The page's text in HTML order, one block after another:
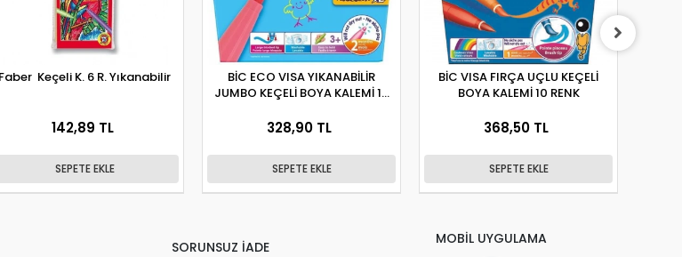
Faber Keçeli K. 6 R. Yıkanabilir
142,89 TL
SEPETE EKLE
BİC ECO VISA YIKANABİLİR
JUMBO KEÇELİ BOYA KALEMİ 12
328,90 TL
SEPETE EKLE
BİC VISA FIRÇA UÇLU KEÇELİ
BOYA KALEMİ 10 RENK
368,50 TL
SEPETE EKLE
SORUNSUZ İADE MOBİL UYGULAMA